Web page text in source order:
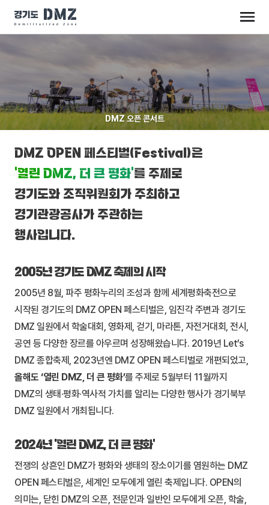
DMZ 오픈 콘서트
DMZ OPEN 페스티벌(Festival)은
‘열린 DMZ, 더 큰 평화’ 를 주제로
경기도와 조직위원회가 주최하고
경기관광공사가 주관하는
행사입니다.
2005년 경기도 DMZ 축제의 시작
2005년 8월, 파주 평화누리의 조성과 함께 세계평화축전으로
시작된 경기도의 DMZ OPEN 페스티벌은, 임진각 주변과 경기도
DMZ 일원에서 학술대회, 영화제, 걷기, 마라톤, 자전거대회, 전시,
공연 등 다양한 장르를 아우르며 성장해왔습니다. 2019년 Let’s
DMZ 종합축제, 2023년엔 DMZ OPEN 페스티벌로 개편되었고,
올해도 ‘열린 DMZ, 더 큰 평화’를 주제로 5월부터 11월까지
DMZ의 생태·평화·역사적 가치를 알리는 다양한 행사가 경기북부
DMZ 일원에서 개최됩니다.
2024년 ‘열린 DMZ, 더 큰 평화’
전쟁의 상흔인 DMZ가 평화와 생태의 장소이기를 염원하는 DMZ
OPEN 페스티벌은, 세계인 모두에게 열린 축제입니다. OPEN의
의미는, 닫힌 DMZ의 오픈, 전문인과 일반인 모두에게 오픈, 학술,